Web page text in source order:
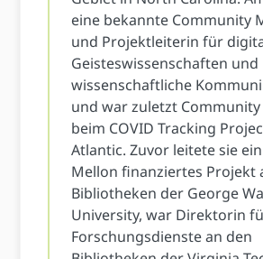
eine bekannte Community
und Projektleiterin für
Geisteswissenschaften und
wissenschaftliche
und war zuletzt Community
beim COVID Tracking
Atlantic. Zuvor leitete sie
Mellon finanziertes Projekt
Bibliotheken der George
University, war Direktorin
Forschungsdienste an den